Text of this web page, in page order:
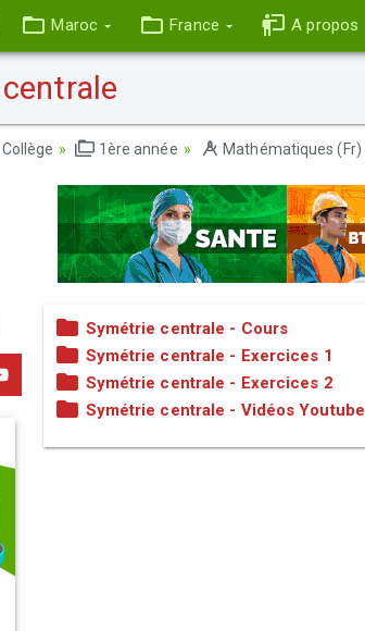
Maroc France A propos
Collège 1ère année Mathématiques (Fr)
Symétrie centrale - Cours
Symétrie centrale - Exercices 1
Symétrie centrale - Exercices 2
Symétrie centrale - Vidéos Youtube